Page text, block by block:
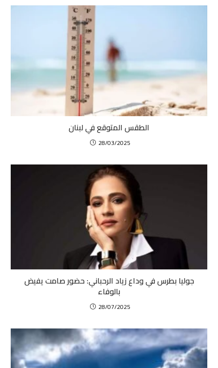
الطقس المتوقع في لبنان
28/03/2025
جوليا بطرس في وداع زياد الرحباني: حضور صامت يفيض
بالوفاء
28/07/2025